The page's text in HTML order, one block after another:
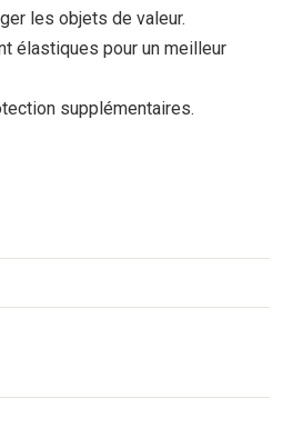
les objets de valeur.
élastiques pour un meilleur
supplémentaires.